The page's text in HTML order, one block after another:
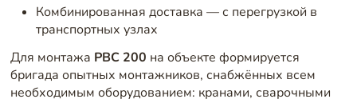
Комбинированная доставка — с перегрузкой в
транспортных узлах
Для монтажа РВС 200 на объекте формируется
бригада опытных монтажников, снабжённых всем
необходимым оборудованием: кранами, сварочными